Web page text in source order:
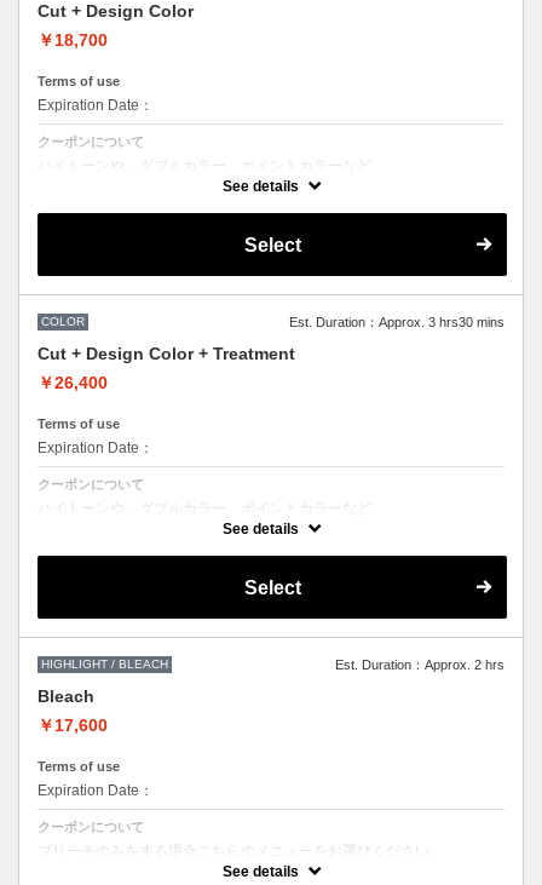
Cut + Design Color
￥18,700
Terms of use
Expiration Date：
クーポンについて
ハイトーンや、ダブルカラー、ポイントカラーなど
特殊な色味（ブリーチ施術なし）をご希望の方向けです。
お願いしております。
●ワンカラーの基本料金で表示されておりますが、
●髪の長さにより別途ロング料金を頂戴いたします。
●お時間、選択メニューがわからないなどのご不明な点がある場合、お
●担当者により指名料がかかるため料金が異なります。
See details
Select
COLOR Est. Duration：Approx. 3 hrs30 mins
Cut + Design Color + Treatment
￥26,400
Terms of use
Expiration Date：
クーポンについて
ハイトーンや、ダブルカラー、ポイントカラーなど
特殊な色味（ブリーチ施術なし）をご希望の方向けです。
お願いしております。
●ワンカラーの基本料金で表示されておりますが、
くださいませ。
●髪の長さにより別途ロング料金を頂戴いたします。
手数ですが、お電話にてご確認くださいませ。
See details
Select
HIGHLIGHT / BLEACH Est. Duration：Approx. 2 hrs
Bleach
￥17,600
Terms of use
Expiration Date：
クーポンについて
ブリーチのみをする場合こちらのメニューをお選びください。
See details